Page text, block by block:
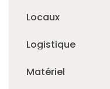
Locaux
Logistique
Matériel